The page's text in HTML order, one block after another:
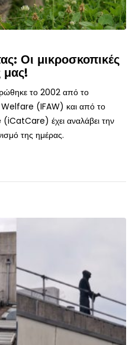
Οι μικροσκοπικές
μας!
το 2002 από το
(IFAW) και από το
έχει αναλάβει την
της ημέρας.